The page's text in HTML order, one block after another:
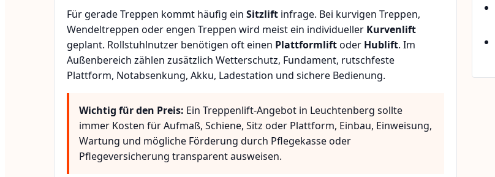
Für gerade Treppen kommt häufig ein Sitzlift infrage. Bei kurvigen Treppen,
Wendeltreppen oder engen Treppen wird meist ein individueller Kurvenlift
geplant. Rollstuhlnutzer benötigen oft einen Plattformliftoder Hublift. Im
Außenbereich zählen zusätzlich Wetterschutz, Fundament, rutschfeste
Plattform, Notabsenkung, Akku, Ladestation und sichere Bedienung.
Wichtig für den Preis: Ein Treppenlift-Angebot in Leuchtenberg sollte
immer Kosten für Aufmaß, Schiene, Sitz oder Plattform, Einbau, Einweisung,
Wartung und mögliche Förderung durch Pflegekasse oder
Pflegeversicherung transparent ausweisen.